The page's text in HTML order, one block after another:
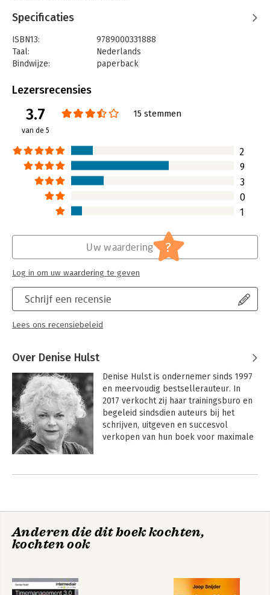
Specificaties
ISBN13:
9789000331888
Taal:
Nederlands
Bindwijze:
paperback
Uitgever:
Verschijningsdatum:
2-5-2013
Hoofdrubriek:
Lezersrecensies
3.7
van de 5
15 stemmen
2
9
3
0
1
Schrijf een recensie
Lees ons recensiebeleid
Uw waardering ?
Log in om uw waardering te geven
Over Denise Hulst
Denise Hulst is ondernemer sinds 1997
en meervoudig bestsellerauteur. In
2017 verkocht zij haar trainingsburo en
begeleid sindsdien auteurs bij het
schrijven, uitgeven en succesvol
verkopen van hun boek voor maximale
'De boekmarketingbijbel, alles over
Andere boeken door Denise Hulst
Anderen die dit boek kochten,
kochten ook